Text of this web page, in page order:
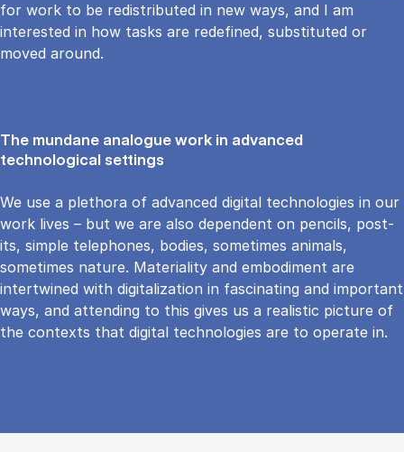
for work to be redistributed in new ways, and I am
interested in how tasks are redefined, substituted or
moved around.
The mundane analogue work in advanced
technological settings
We use a plethora of advanced digital technologies in our
work lives – but we are also dependent on pencils, post-
its, simple telephones, bodies, sometimes animals,
sometimes nature. Materiality and embodiment are
intertwined with digitalization in fascinating and important
ways, and attending to this gives us a realistic picture of
the contexts that digital technologies are to operate in.